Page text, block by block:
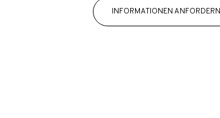
INFORMATIONEN ANFORDERN